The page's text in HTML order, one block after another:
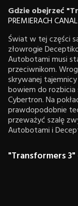
Gdzie obejrzeć
PREMIERACH
Świat w tej części
złowrogie
Autobotami musi
przeciwnikom.
skrywanej
bowiem do
Cybertron. Na
prawdopodobnie
przeważyć szalę
Autobotami i
"Transformers